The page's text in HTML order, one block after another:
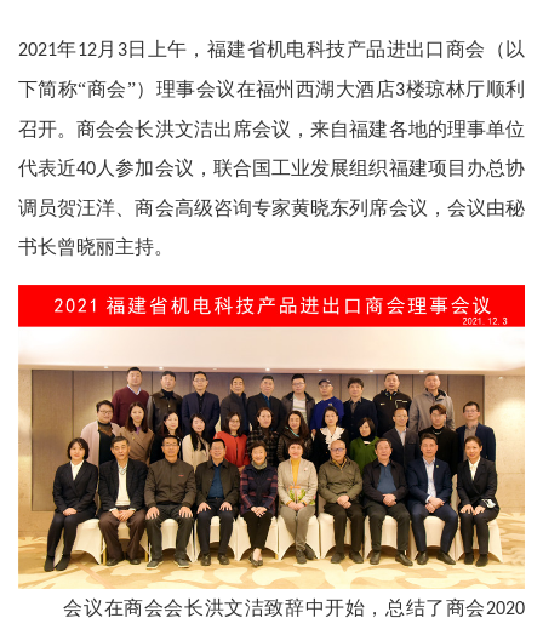
2021年12月 3日上午，福建省机电科技产品进出口商会（以
下简称“商会”）理事会议在福州西湖大酒店3楼琼林厅顺利
召开。商会会长洪文洁出席会议，来自福建各地的理事单位
代表近40 人参加会议，联合国工业发展组织福建项目办总协
调员贺汪洋、商会高级咨询专家黄晓东列席会议，会议由秘
书长曾晓丽主持。
会议在商会会长洪文洁致辞中开始，总结了商会2020